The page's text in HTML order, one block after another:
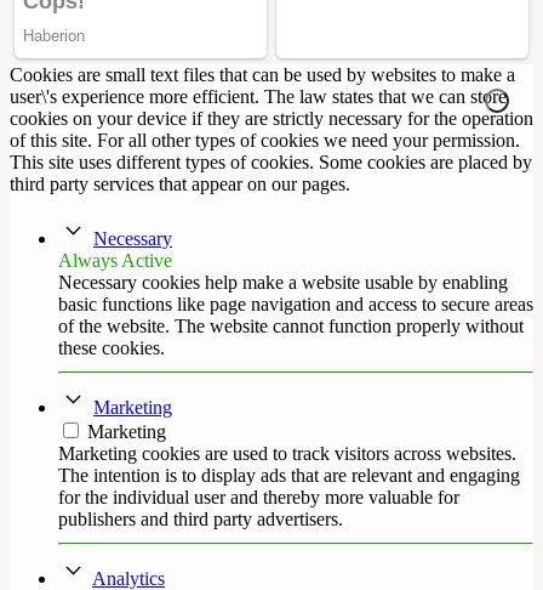
Cookies are small text files that can be used by websites to make a
user\'s experience more efficient. The law states that we can store
cookies on your device if they are strictly necessary for the operation
of this site. For all other types of cookies we need your permission.
This site uses different types of cookies. Some cookies are placed by
third party services that appear on our pages.
Necessary
Always Active
Necessary cookies help make a website usable by enabling
basic functions like page navigation and access to secure areas
of the website. The website cannot function properly without
these cookies.
Marketing
Marketing
Marketing cookies are used to track visitors across websites.
The intention is to display ads that are relevant and engaging
for the individual user and thereby more valuable for
publishers and third party advertisers.
Analytics